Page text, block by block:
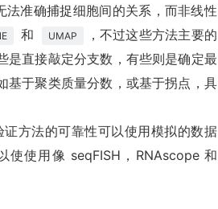
法准确捕捉细胞间的关系，而非线性
和 UMAP
，不过这些方法主要的
是直接敲定分支数，有些则是确定最
基于聚类质量分数，或基于拐点，具
方法的可靠性可以使用模拟的数据
使用像 seqFISH，RNAscope 和